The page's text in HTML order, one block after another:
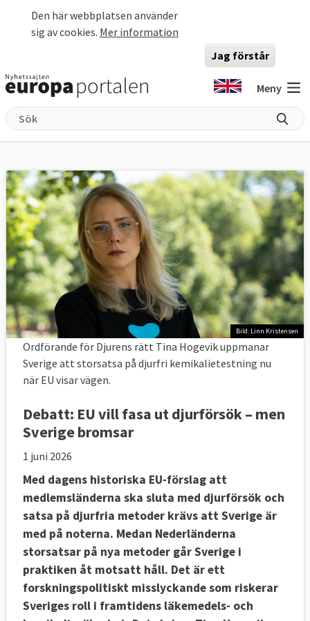
Den här webbplatsen använder
sig av cookies. Mer information
Jag förstår
Meny
Bild: Linn Kristensen
Ordförande för Djurens rätt Tina Hogevik uppmanar
Sverige att storsatsa på djurfri kemikalietestning nu
när EU visar vägen.
Debatt: EU vill fasa ut djurförsök – men
Sverige bromsar
1 juni 2026
Med dagens historiska EU-förslag att
medlemsländerna ska sluta med djurförsök och
satsa på djurfria metoder krävs att Sverige är
med på noterna. Medan Nederländerna
storsatsar på nya metoder går Sverige i
praktiken åt motsatt håll. Det är ett
forskningspolitiskt misslyckande som riskerar
Sveriges roll i framtidens läkemedels- och